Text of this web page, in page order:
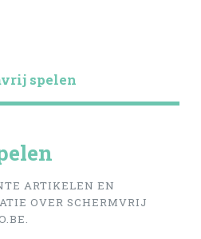
spelen
ARTIKELEN EN
OVER SCHERMVRIJ